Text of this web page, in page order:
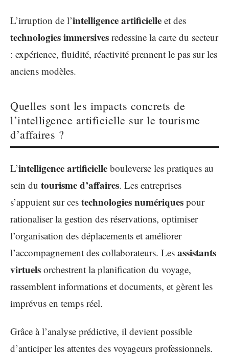
L’irruption de l’intelligence artificielle et des
technologies immersives redessine la carte du secteur
: expérience, fluidité, réactivité prennent le pas sur les
anciens modèles.
Quelles sont les impacts concrets de
l’intelligence artificielle sur le tourisme
d’affaires ?
L’intelligence artificielle bouleverse les pratiques au
sein du tourisme d’affaires. Les entreprises
s’appuient sur ces technologies numériques pour
rationaliser la gestion des réservations, optimiser
l’organisation des déplacements et améliorer
l’accompagnement des collaborateurs. Les assistants
virtuels orchestrent la planification du voyage,
rassemblent informations et documents, et gèrent les
imprévus en temps réel.
Grâce à l’analyse prédictive, il devient possible
d’anticiper les attentes des voyageurs professionnels.